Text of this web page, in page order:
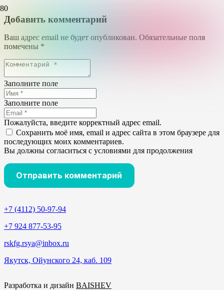
Добавить комментарий
Ваш адрес email не будет опубликован. Обязательные поля
помечены *
Заполните поле
Заполните поле
Пожалуйста, введите корректный адрес email.
Сохранить моё имя, email и адрес сайта в этом браузере для
последующих моих комментариев.
Вы должны согласиться с условиями для продолжения
Отправить комментарий
+7 (4112) 50-97-94
+7 924 877-53-95
rskfg.rsya@inbox.ru
Якутск, Ойунского 24, каб. 109
Разработка и дизайн BAISHEV